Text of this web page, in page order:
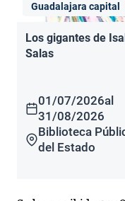
Guadalajara capital
Los gigantes de
Salas
01/07/2026al
31/08/2026
Biblioteca
del Estado